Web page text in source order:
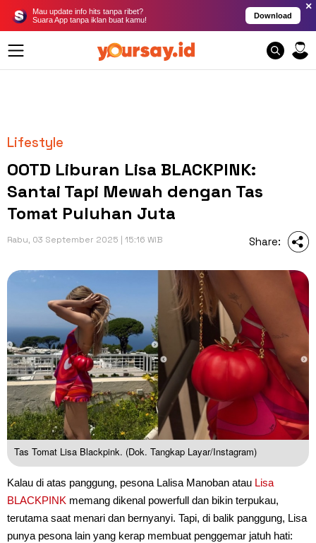
Mau update info hits tanpa ribet?
Suara App tanpa iklan buat kamu!
Download
×
Lifestyle
OOTD Liburan Lisa BLACKPINK:
Santai Tapi Mewah dengan Tas
Tomat Puluhan Juta
Rabu, 03 September 2025 | 15:16 WIB Share:
Tas Tomat Lisa Blackpink. (Dok. Tangkap Layar/Instagram)
Kalau di atas panggung, pesona Lalisa Manoban atau Lisa
BLACKPINK memang dikenal powerfull dan bikin terpukau,
terutama saat menari dan bernyanyi. Tapi, di balik panggung, Lisa
punya pesona lain yang kerap membuat penggemar jatuh hati: